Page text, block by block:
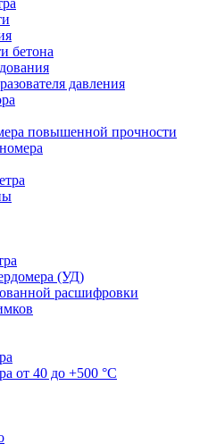
бетона
давления
повышенной прочности
(УД)
расшифровки
от 40 до +500 °С